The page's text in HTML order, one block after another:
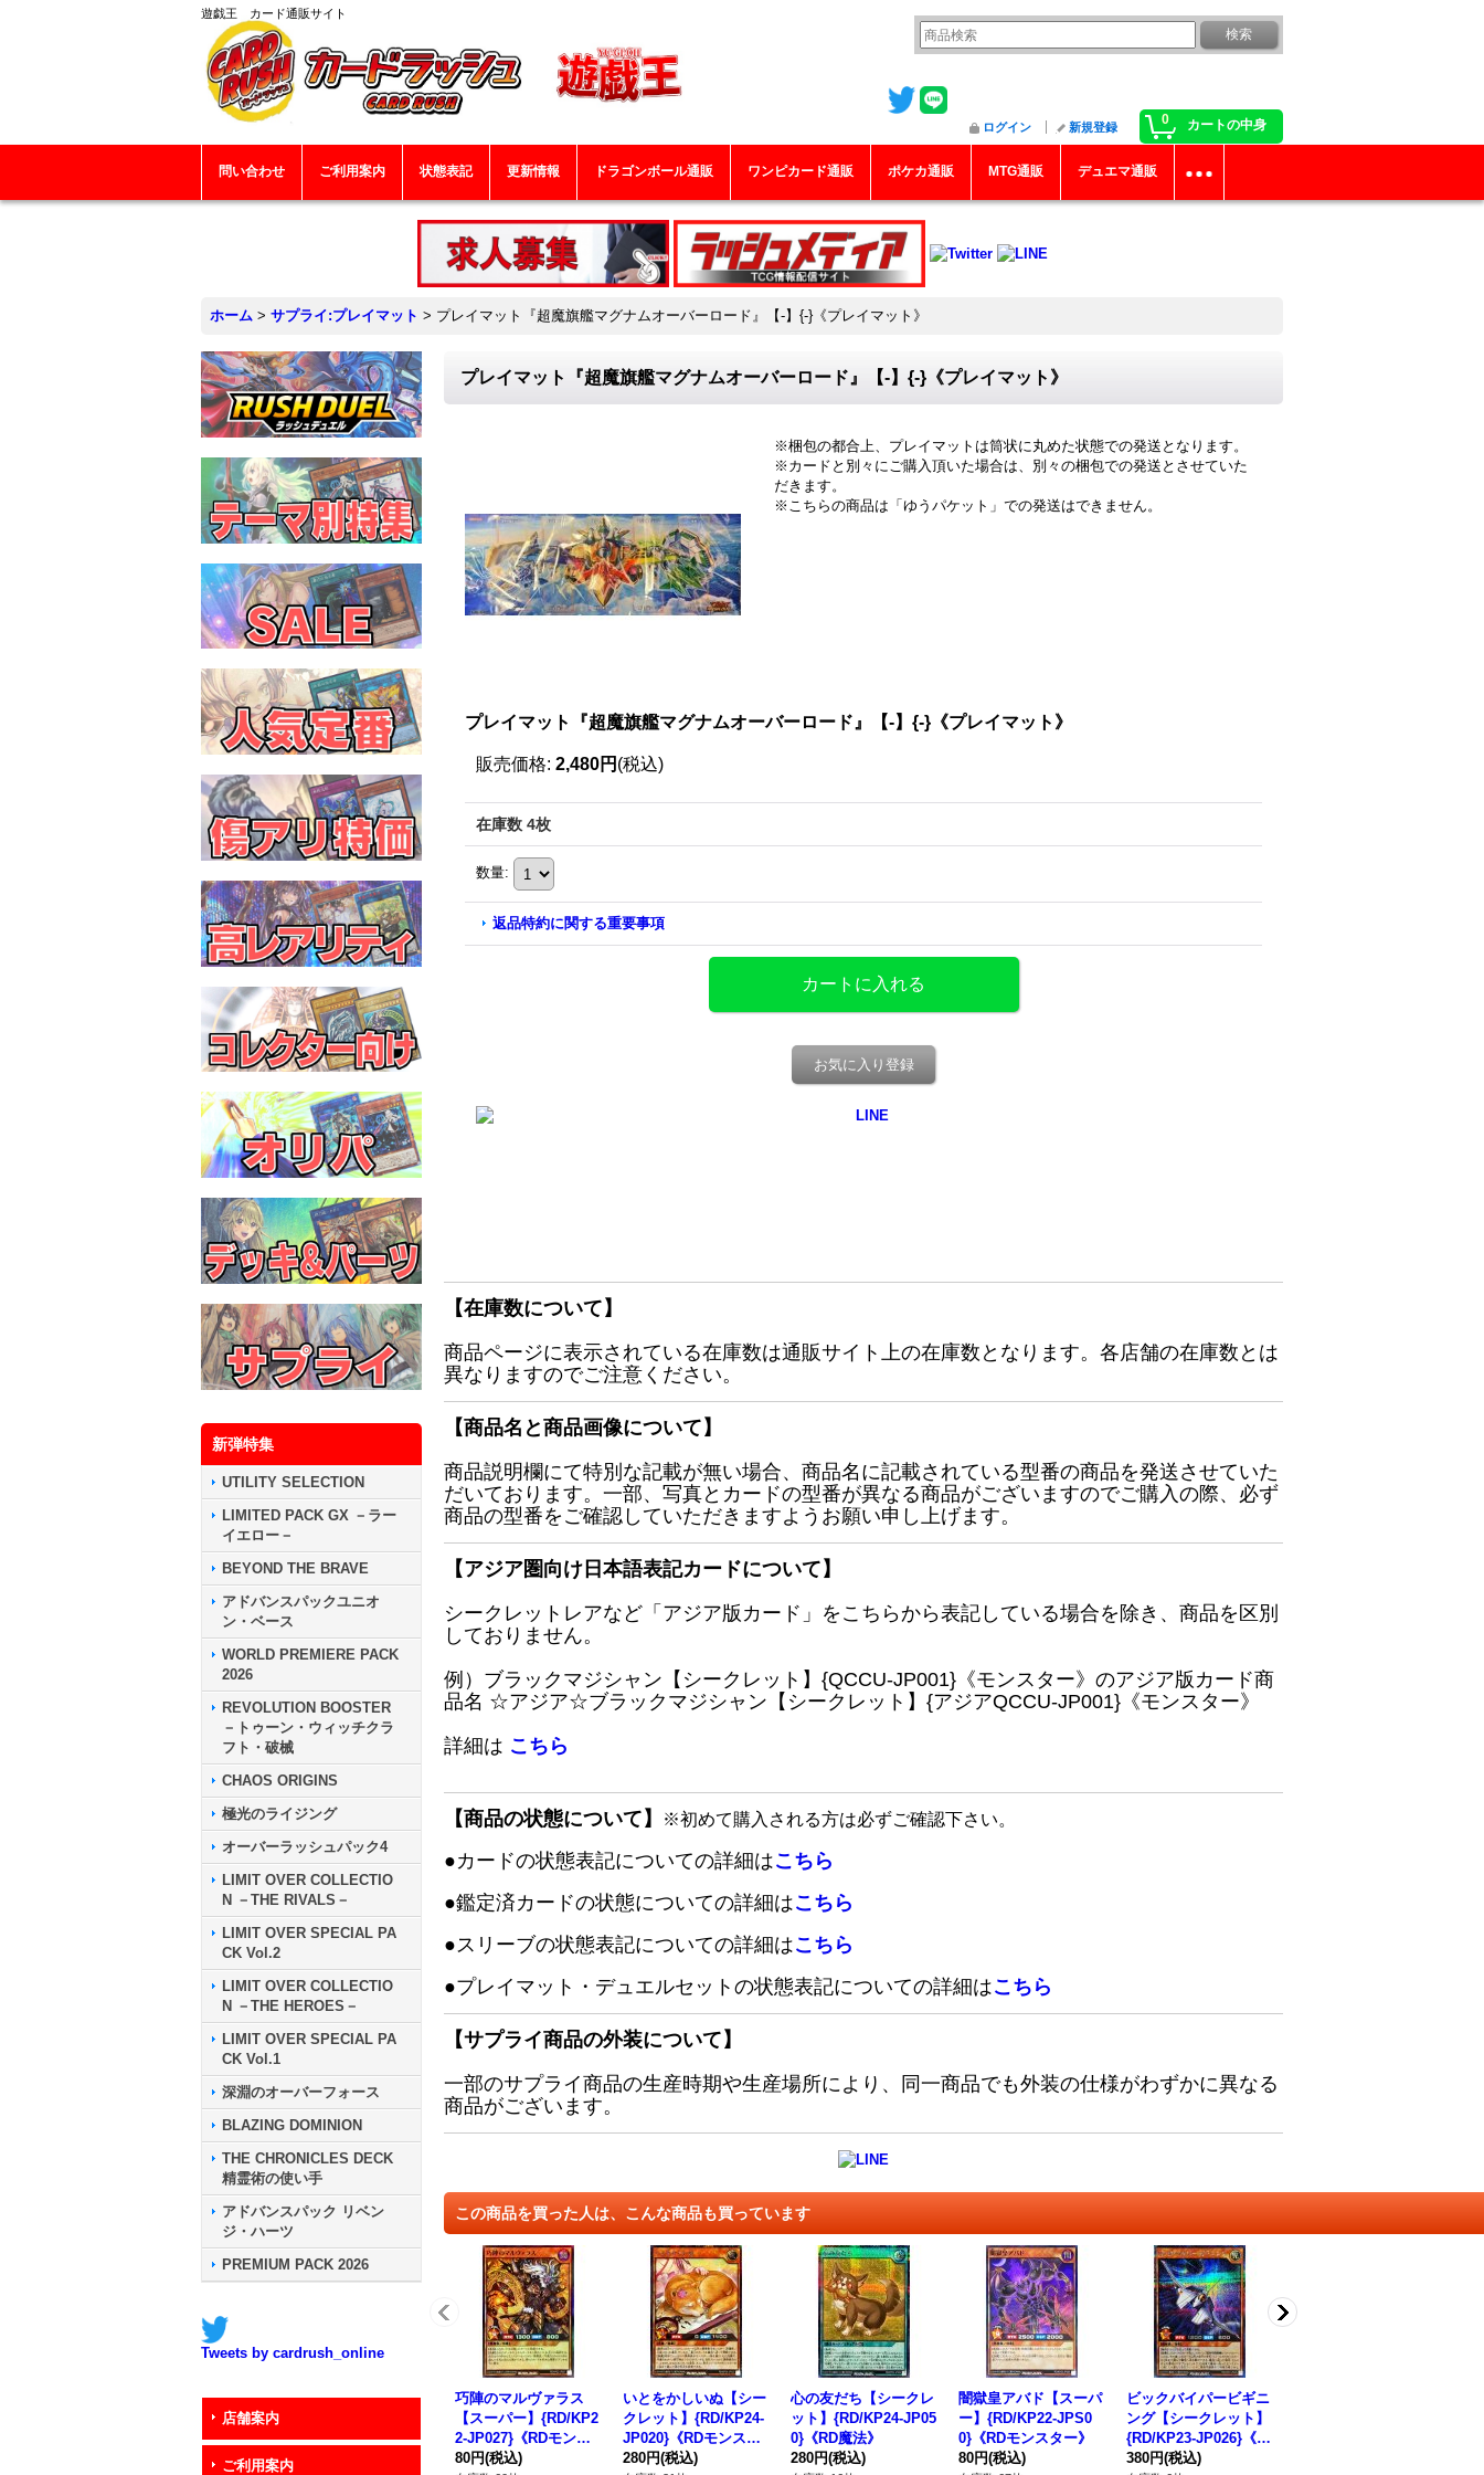
遊戯王 カード通販サイト
0 カートの中身
ログイン 新規登録
問い合わせ ご利用案内 状態表記 更新情報 ドラゴンボール通販 ワンピカード通販 ポケカ通販 MTG通販 デュエマ通販
ホーム > サプライ:プレイマット > プレイマット『超魔旗艦マグナムオーバーロード』【-】{-}《プレイマット》
新弾特集
UTILITY SELECTION
LIMITED PACK GX －ラー
イエロー－
BEYOND THE BRAVE
アドバンスパックユニオ
ン・ベース
WORLD PREMIERE PACK
2026
REVOLUTION BOOSTER
－トゥーン・ウィッチクラ
フト・破械
CHAOS ORIGINS
極光のライジング
オーバーラッシュパック4
LIMIT OVER COLLECTIO
N －THE RIVALS－
LIMIT OVER SPECIAL PA
CK Vol.2
LIMIT OVER COLLECTIO
N －THE HEROES－
LIMIT OVER SPECIAL PA
CK Vol.1
深淵のオーバーフォース
BLAZING DOMINION
THE CHRONICLES DECK
精霊術の使い手
アドバンスパック リベン
ジ・ハーツ
PREMIUM PACK 2026
Tweets by cardrush_online
店舗案内
ご利用案内
プレイマット『超魔旗艦マグナムオーバーロード』【-】{-}《プレイマット》
※梱包の都合上、プレイマットは筒状に丸めた状態での発送となります。
※カードと別々にご購入頂いた場合は、別々の梱包での発送とさせていた
だきます。
※こちらの商品は「ゆうパケット」での発送はできません。
プレイマット『超魔旗艦マグナムオーバーロード』【-】{-}《プレイマット》
販売価格: 2,480円 (税込)
在庫数 4枚
数量:
返品特約に関する重要事項
お気に入り登録
【在庫数について】
商品ページに表示されている在庫数は通販サイト上の在庫数となります。各店舗の在庫数とは
異なりますのでご注意ください。
【商品名と商品画像について】
商品説明欄にて特別な記載が無い場合、商品名に記載されている型番の商品を発送させていた
だいております。一部、写真とカードの型番が異なる商品がございますのでご購入の際、必ず
商品の型番をご確認していただきますようお願い申し上げます。
【アジア圏向け日本語表記カードについて】
シークレットレアなど「アジア版カード」をこちらから表記している場合を除き、商品を区別
しておりません。
例）ブラックマジシャン【シークレット】{QCCU-JP001}《モンスター》のアジア版カード商
品名 ☆アジア☆ブラックマジシャン【シークレット】{アジアQCCU-JP001}《モンスター》
詳細は こちら
【商品の状態について】 ※初めて購入される方は必ずご確認下さい。
●カードの状態表記についての詳細はこちら
●鑑定済カードの状態についての詳細はこちら
●スリーブの状態表記についての詳細はこちら
●プレイマット・デュエルセットの状態表記についての詳細はこちら
【サプライ商品の外装について】
一部のサプライ商品の生産時期や生産場所により、同一商品でも外装の仕様がわずかに異なる
商品がございます。
この商品を買った人は、こんな商品も買っています
巧陣のマルヴァラス
【スーパー】{RD/KP2
2-JP027}《RDモンス
ター》
80円(税込)
いとをかしいぬ【シー
クレット】{RD/KP24-
JP020}《RDモンスタ
ー》
280円(税込)
心の友だち【シークレ
ット】{RD/KP24-JP05
0}《RD魔法》
280円(税込)
闇獄皇アバド【スーパ
ー】{RD/KP22-JPS0
0}《RDモンスター》
80円(税込)
ビックバイパービギニ
ング【シークレット】
{RD/KP23-JP026}《R
Dモンスター》
380円(税込)